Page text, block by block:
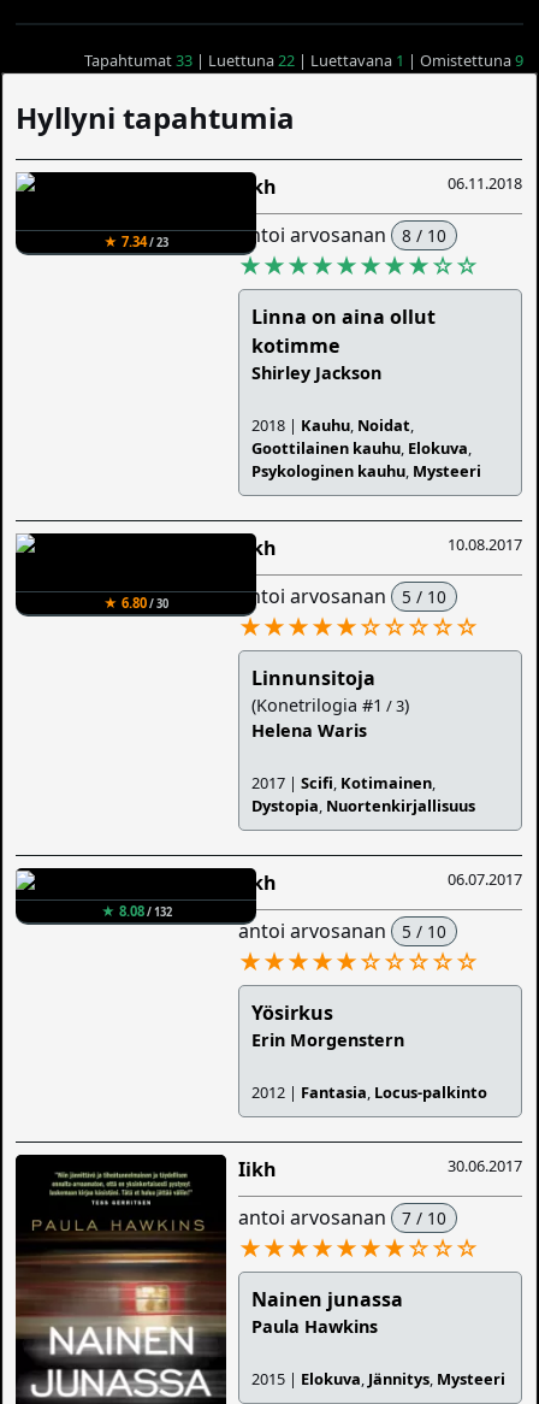
Tapahtumat33| Luettuna22| Luettavana 1 | Omistettuna9
Hyllyni tapahtumia
★ 7.34/ 23
06.11.2018
Iikh
antoi arvosanan 8 / 10
★★★★★★★★☆☆
Linna on aina ollut
kotimme
Shirley Jackson
2018 | Kauhu, Noidat,
Goottilainen kauhu, Elokuva,
Psykologinen kauhu, Mysteeri
★ 6.80/ 30
10.08.2017
Iikh
antoi arvosanan 5 / 10
★★★★★☆☆☆☆☆
Linnunsitoja
(Konetrilogia #1 / 3)
Helena Waris
2017 |Scifi, Kotimainen,
Dystopia, Nuortenkirjallisuus
★ 8.08/ 132
06.07.2017
Iikh
antoi arvosanan 5 / 10
★★★★★☆☆☆☆☆
Yösirkus
Erin Morgenstern
2012 | Fantasia, Locus-palkinto
30.06.2017
Iikh
antoi arvosanan 7 / 10
★★★★★★★☆☆☆
Nainen junassa
Paula Hawkins
2015 | Elokuva, Jännitys, Mysteeri